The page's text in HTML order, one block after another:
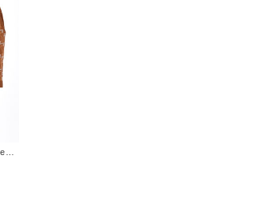
レザレクション(Resurrection)